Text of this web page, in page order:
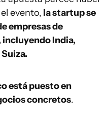
evento, la startup se
empresas de
India,
está puesto en
concretos.